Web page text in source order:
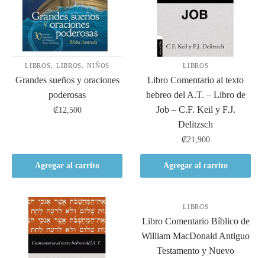
LIBROS, LIBROS,NIÑOS
Grandes sueños y oraciones
poderosas
₡12,500
Agregar al carrito
LIBROS
Libro Comentario al texto
hebreo del A.T. – Libro de
Job – C.F. Keil y F.J.
Delitzsch
₡21,900
Agregar al carrito
LIBROS
Libro Comentario Bíblico de
William MacDonald Antiguo
Testamento y Nuevo